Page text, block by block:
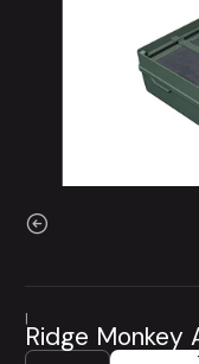
|
Ridge Monkey